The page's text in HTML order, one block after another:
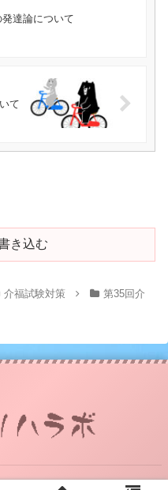
発達論について
て
き込む
介福試験対策
第35回介